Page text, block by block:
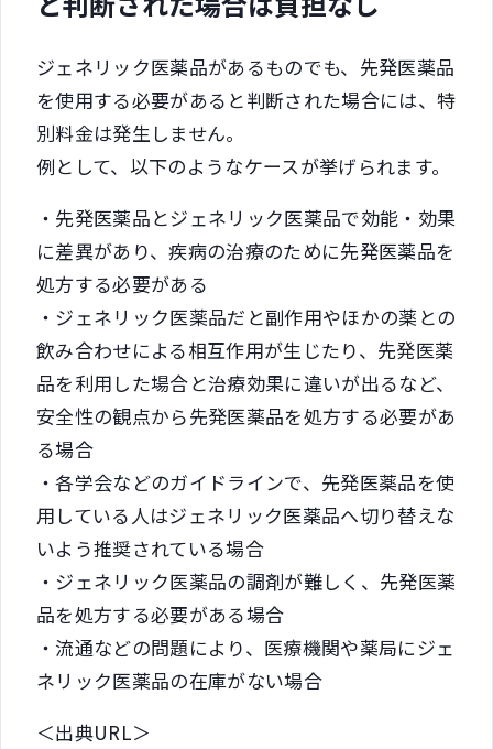
ジェネリック医薬品があるものでも、先発医薬品
を使用する必要があると判断された場合には、特
別料金は発生しません。
例として、以下のようなケースが挙げられます。
・先発医薬品とジェネリック医薬品で効能・効果
に差異があり、疾病の治療のために先発医薬品を
処方する必要がある
・ジェネリック医薬品だと副作用やほかの薬との
飲み合わせによる相互作用が生じたり、先発医薬
品を利用した場合と治療効果に違いが出るなど、
安全性の観点から先発医薬品を処方する必要があ
る場合
・各学会などのガイドラインで、先発医薬品を使
用している人はジェネリック医薬品へ切り替えな
いよう推奨されている場合
・ジェネリック医薬品の調剤が難しく、先発医薬
品を処方する必要がある場合
・流通などの問題により、医療機関や薬局にジェ
ネリック医薬品の在庫がない場合
＜出典URL＞